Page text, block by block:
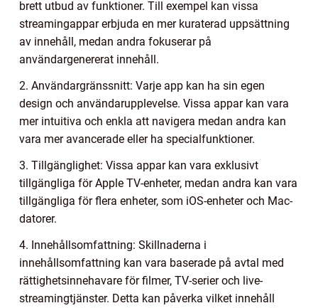
brett utbud av funktioner. Till exempel kan vissa
streamingappar erbjuda en mer kuraterad uppsättning
av innehåll, medan andra fokuserar på
användargenererat innehåll.
2. Användargränssnitt: Varje app kan ha sin egen
design och användarupplevelse. Vissa appar kan vara
mer intuitiva och enkla att navigera medan andra kan
vara mer avancerade eller ha specialfunktioner.
3. Tillgänglighet: Vissa appar kan vara exklusivt
tillgängliga för Apple TV-enheter, medan andra kan vara
tillgängliga för flera enheter, som iOS-enheter och Mac-
datorer.
4. Innehållsomfattning: Skillnaderna i
innehållsomfattning kan vara baserade på avtal med
rättighetsinnehavare för filmer, TV-serier och live-
streamingtjänster. Detta kan påverka vilket innehåll